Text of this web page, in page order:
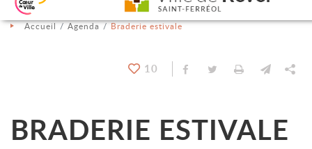
Aller au contenu
Aller au menu
Aller à la recherche
Changer le contraste
Accueil Agenda Braderie estivale
10 Partager sur Facebook
Partager sur
Imprimer
BRADERIE ESTIVALE